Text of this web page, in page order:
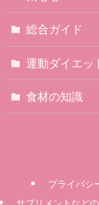
総合ガイド
運動ダイエッ
食材の知識
プライバシ